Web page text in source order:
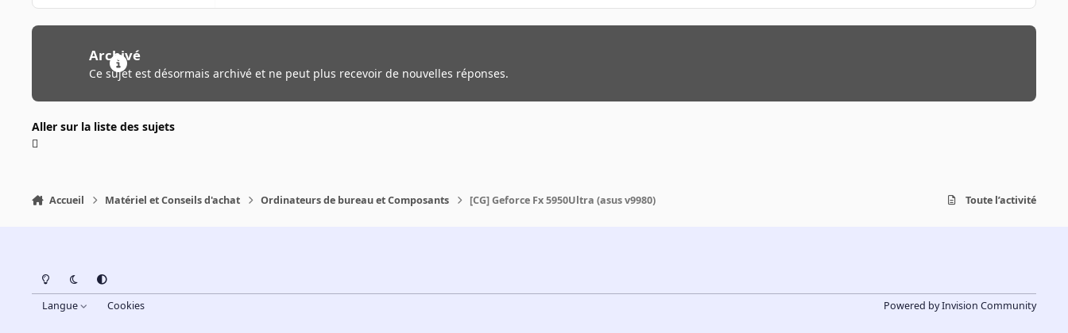
Archivé
Ce sujet est désormais archivé et ne peut plus recevoir de nouvelles réponses.
Aller sur la liste des sujets
Accueil Matériel et Conseils d'achat Ordinateurs de bureau et Composants [CG] Geforce Fx 5950Ultra (asus v9980) Toute l’activité
Light ModeDark ModeSystem Preference
Langue Cookies Powered byInvision Community